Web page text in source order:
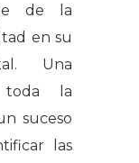
de la
en su
Una
toda la
suceso
las